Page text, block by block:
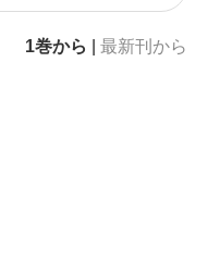
1巻から 最新刊から